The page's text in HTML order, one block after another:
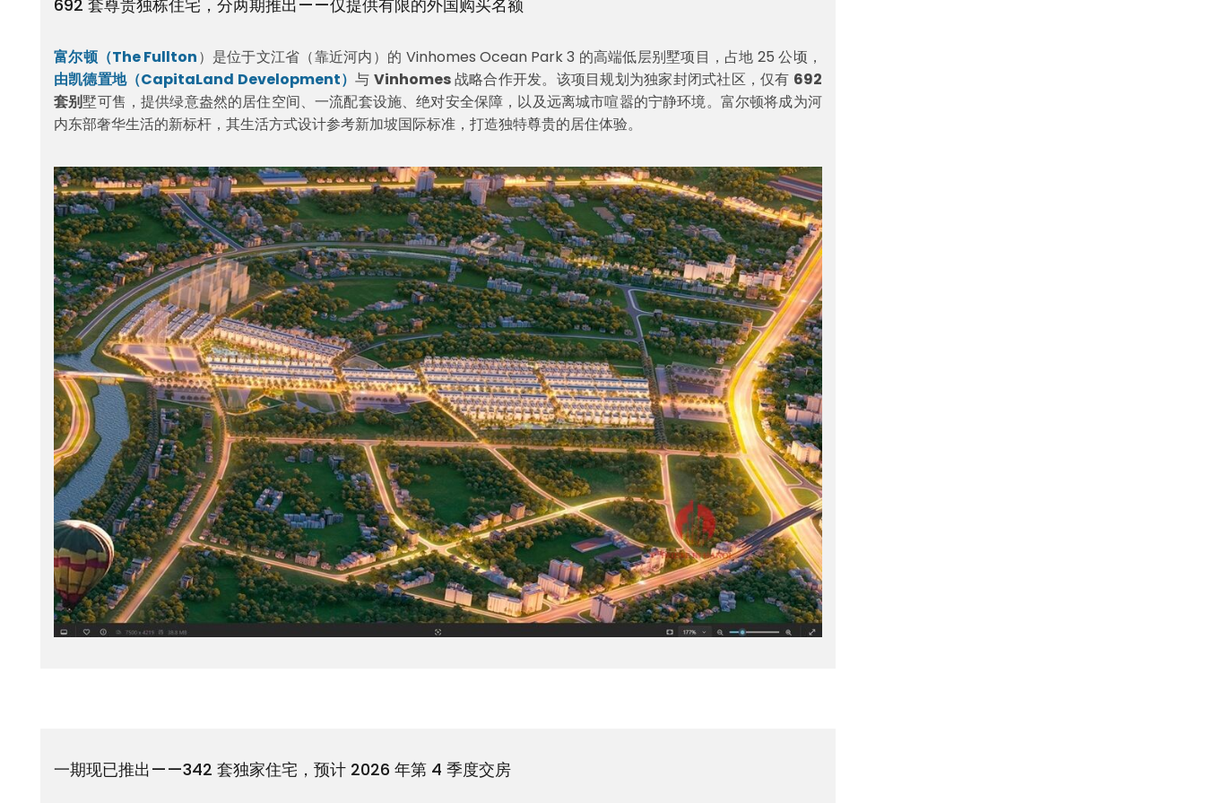
692 套尊贵独栋住宅，分两期推出——仅提供有限的外国购买名额
富尔顿（The Fullton）是位于文江省（靠近河内）的 Vinhomes Ocean Park 3 的高端低层别墅项目，占地 25 公顷，
由凯德置地（CapitaLand Development）与 Vinhomes战略合作开发。该项目规划为独家封闭式社区，仅有 692
套别墅可售，提供绿意盎然的居住空间、一流配套设施、绝对安全保障，以及远离城市喧嚣的宁静环境。富尔顿将成为河
内东部奢华生活的新标杆，其生活方式设计参考新加坡国际标准，打造独特尊贵的居住体验。
一期现已推出——342 套独家住宅，预计 2026 年第 4 季度交房